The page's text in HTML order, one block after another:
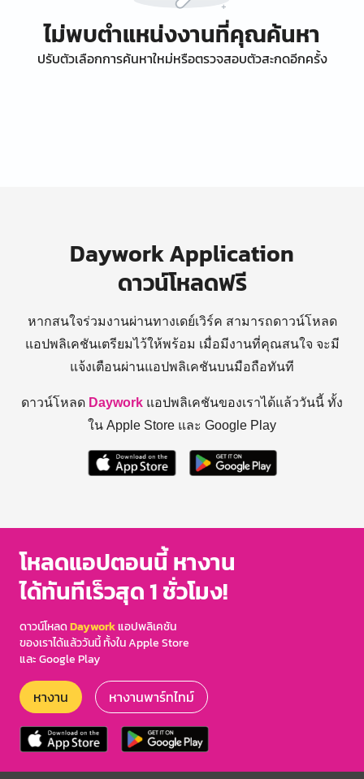
ไม่พบตำแหน่งงานที่คุณค้นหา
ปรับตัวเลือกการค้นหาใหม่หรือตรวจสอบตัวสะกดอีกครั้ง
Daywork Application
ดาวน์โหลดฟรี
หากสนใจร่วมงานผ่านทางเดย์เวิร์ค สามารถดาวน์โหลด
แอปพลิเคชันเตรียมไว้ให้พร้อม เมื่อมีงานที่คุณสนใจ จะมี
แจ้งเตือนผ่านแอปพลิเคชันบนมือถือทันที
ดาวน์โหลด Daywork แอปพลิเคชันของเราได้แล้ววันนี้ ทั้ง
ใน Apple Store และ Google Play
โหลดแอปตอนนี้ หางาน
ได้ทันทีเร็วสุด 1 ชั่วโมง!
ดาวน์โหลดDayworkแอปพลิเคชัน
ของเราได้แล้ววันนี้ ทั้งใน Apple Store
และ Google Play
หางาน หางานพาร์ทไทม์